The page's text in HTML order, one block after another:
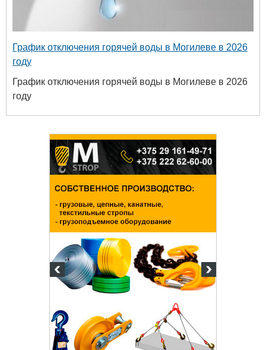
График отключения горячей воды в Могилеве в 2026
году
График отключения горячей воды в Могилеве в 2026
году